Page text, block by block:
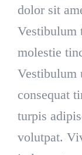
dolor sit
Vestibulum
molestie
Vestibulum
consequat
turpis
volutpat.